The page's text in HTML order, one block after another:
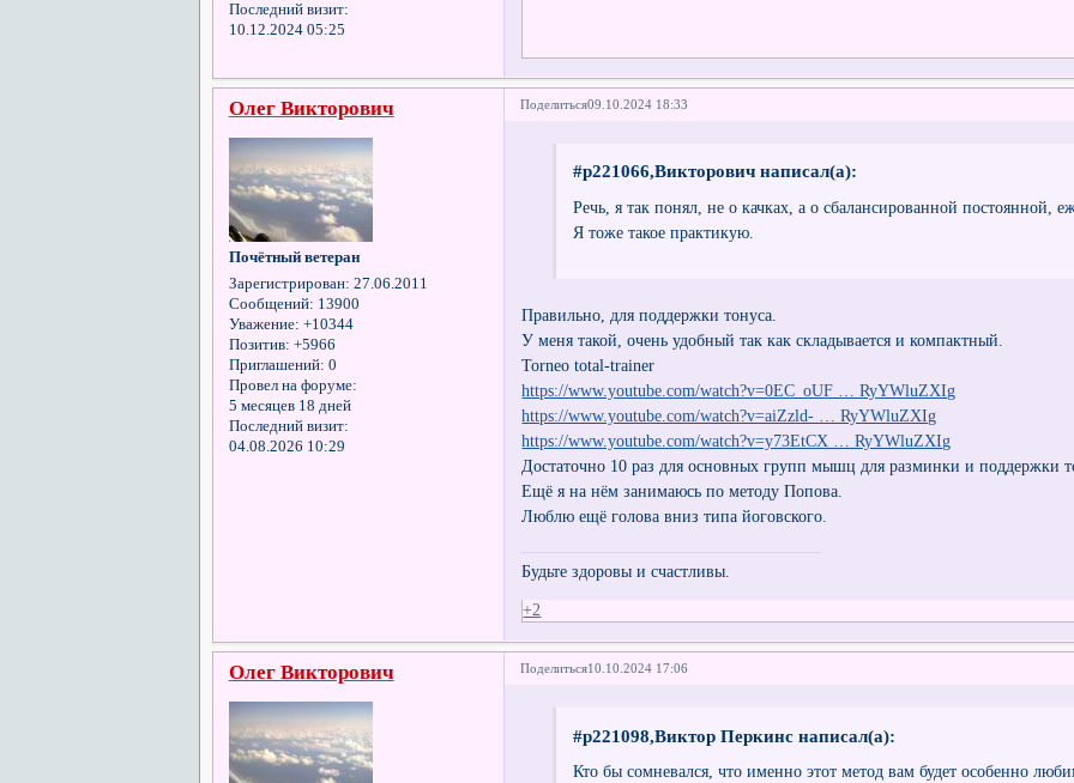
Последний визит:
10.12.2024 05:25
Поделиться09.10.2024 18:33
Олег Викторович
Почётный ветеран
Зарегистрирован: 27.06.2011
Сообщений: 13900
Уважение: +10344
Позитив: +5966
Приглашений: 0
Провел на форуме:
5 месяцев 18 дней
Последний визит:
04.08.2026 10:29
#p221066,Викторович написал(а):
Речь, я так понял, не о качках, а о сбалансированной постоянной,
Я тоже такое практикую.
Правильно, для поддержки тонуса.
У меня такой, очень удобный так как складывается и компактный.
Torneo total-trainer
https://www.youtube.com/watch?v=0EC_oUF … RyYWluZXIg
https://www.youtube.com/watch?v=aiZzld- … RyYWluZXIg
https://www.youtube.com/watch?v=y73EtCX … RyYWluZXIg
Достаточно 10 раз для основных групп мышц для разминки и поддержки
Ещё я на нём занимаюсь по методу Попова.
Люблю ещё голова вниз типа йоговского.
Будьте здоровы и счастливы.
+2
Поделиться10.10.2024 17:06
Олег Викторович
#p221098,Виктор Перкинс написал(а):
Кто бы сомневался, что именно этот метод вам будет особенно